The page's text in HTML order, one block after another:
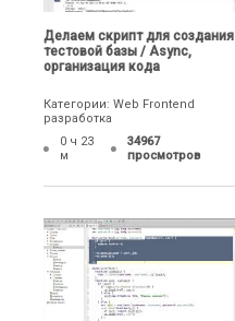
Делаем скрипт для создания
тестовой базы / Async,
организация кода
Категории: Web Frontend
разработка
0 ч 23
м
34967
просмотров